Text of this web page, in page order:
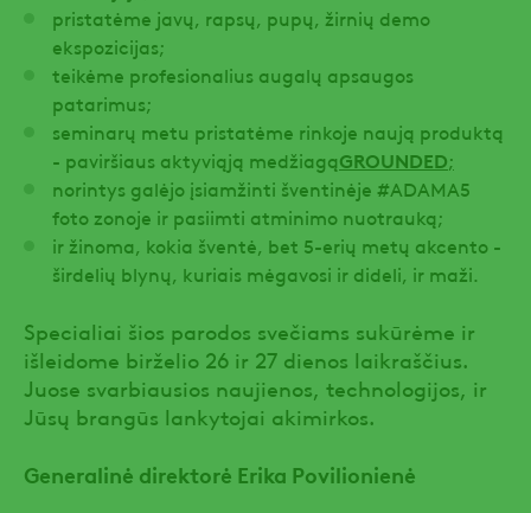
pristatėme javų, rapsų, pupų, žirnių demo
ekspozicijas;
teikėme profesionalius augalų apsaugos
patarimus;
seminarų metu pristatėme rinkoje naują produktą
- paviršiaus aktyviąją medžiagąGROUNDED;
norintys galėjo įsiamžinti šventinėje #ADAMA5
foto zonoje ir pasiimti atminimo nuotrauką;
ir žinoma, kokia šventė, bet 5-erių metų akcento -
širdelių blynų, kuriais mėgavosi ir dideli, ir maži.
Specialiai šios parodos svečiams sukūrėme ir
išleidome birželio 26 ir 27 dienos laikraščius.
Juose svarbiausios naujienos, technologijos, ir
Jūsų brangūs lankytojai akimirkos.
Generalinė direktorė Erika Povilionienė